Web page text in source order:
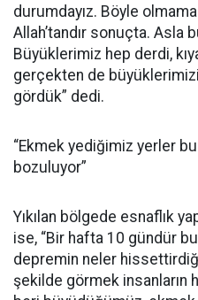
durumdayız. Böyle
Allah’tandır sonuçta. Asla
Büyüklerimiz hep derdi,
gerçekten de
gördük” dedi.
“Ekmek yediğimiz yerler
bozuluyor”
Yıkılan bölgede esnaflık
ise, “Bir hafta 10 gündür
depremin neler
şekilde görmek insanların